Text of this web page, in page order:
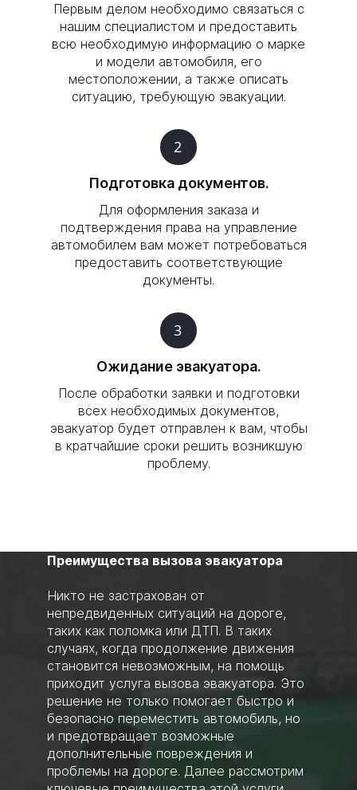
Первым делом необходимо связаться с
нашим специалистом и предоставить
всю необходимую информацию о марке
и модели автомобиля, его
местоположении, а также описать
ситуацию, требующую эвакуации.
2
Подготовка документов.
Для оформления заказа и
подтверждения права на управление
автомобилем вам может потребоваться
предоставить соответствующие
документы.
3
Ожидание эвакуатора.
После обработки заявки и подготовки
всех необходимых документов,
эвакуатор будет отправлен к вам, чтобы
в кратчайшие сроки решить возникшую
проблему.
Преимущества вызова эвакуатора
Никто не застрахован от
непредвиденных ситуаций на дороге,
таких как поломка или ДТП. В таких
случаях, когда продолжение движения
становится невозможным, на помощь
приходит услуга вызова эвакуатора. Это
решение не только помогает быстро и
безопасно переместить автомобиль, но
и предотвращает возможные
дополнительные повреждения и
проблемы на дороге. Далее рассмотрим